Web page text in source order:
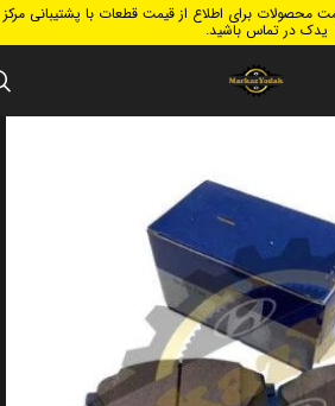
محصولات برای اطلاع از قیمت قطعات با پشتیبانی مرکز
یدک در تماس باشید.